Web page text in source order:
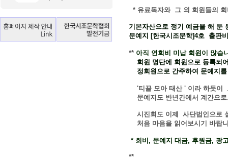
* 유료독자와 그 외 회원들의
기본자산으로 정기 예금을 해 둔
문예지 [한국시조문학]4호 출판
** 아직 연회비 미납 회원이 많습
회원 명단에 회원으로 등록되
정회원으로 간주하여 문예지
'티끌 모아 태산 ' 이라 하듯이
문예지도 반년간에서 계간으
시진회도 이제 사단법인으로
처음 마음을 읽어보시기 바랍
* 회비, 문예지 대금, 후원금, 광
**